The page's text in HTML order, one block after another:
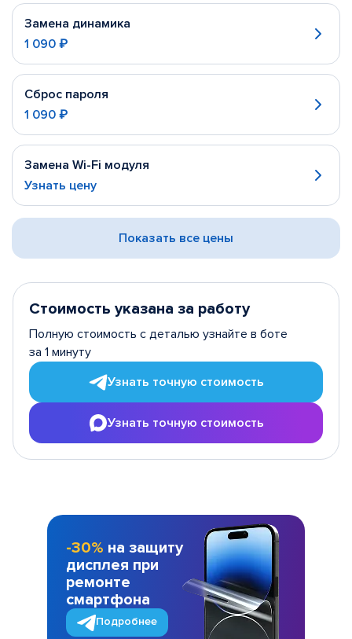
Замена динамика
1 090 ₽
Сброс пароля
1 090 ₽
Замена Wi-Fi модуля
Узнать цену
Показать все цены
Стоимость указана за работу
Полную стоимость с деталью узнайте в боте
за 1 минуту
Узнать точную стоимость
Узнать точную стоимость
-30% на защиту
дисплея при
ремонте
смартфона
Подробнее